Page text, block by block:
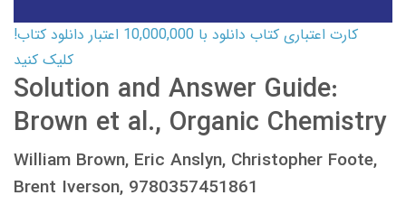
کارت اعتباری کتاب دانلود با 10,000,000 اعتبار دانلود کتاب!
کلیک کنید
Solution and Answer Guide:
Brown et al., Organic Chemistry
William Brown, Eric Anslyn, Christopher Foote,
Brent Iverson, 9780357451861